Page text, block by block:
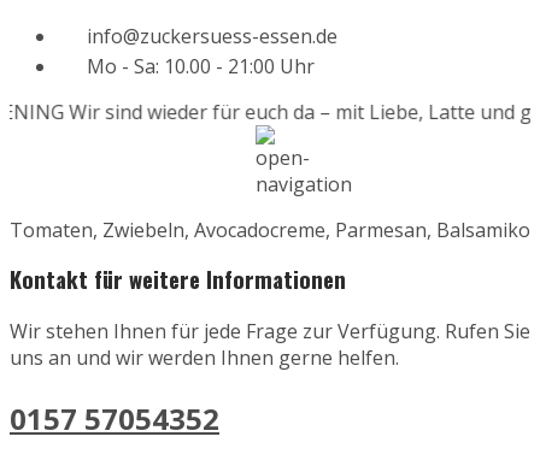
info@zuckersuess-essen.de
Mo - Sa: 10.00 - 21:00 Uhr
Wir sind wieder für euch da – mit Liebe, Latte und
Tomaten, Zwiebeln, Avocadocreme, Parmesan, Balsamiko
Kontakt für weitere Informationen
Wir stehen Ihnen für jede Frage zur Verfügung. Rufen Sie
uns an und wir werden Ihnen gerne helfen.
0157 57054352